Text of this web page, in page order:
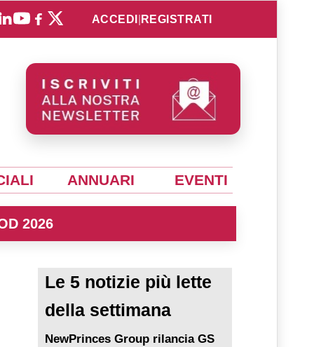
ACCEDI REGISTRATI
ANNUARI EVENTI
2026
Le 5 notizie più lette
della settimana
NewPrinces Group rilancia GS